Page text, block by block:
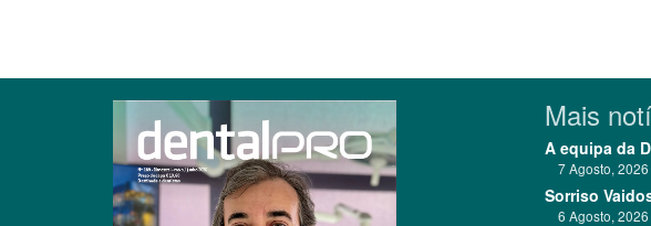
Mais
A equipa da
7 Agosto, 2026
Sorriso
6 Agosto, 2026